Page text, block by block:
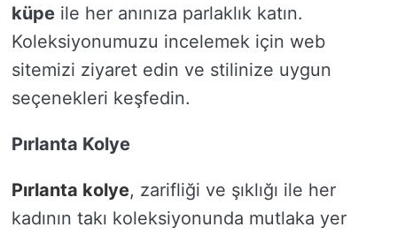
küpe ile her anınıza parlaklık katın.
Koleksiyonumuzu incelemek için web
sitemizi ziyaret edin ve stilinize uygun
seçenekleri keşfedin.
Pırlanta Kolye
Pırlanta kolye, zarifliği ve şıklığı ile her
kadının takı koleksiyonunda mutlaka yer